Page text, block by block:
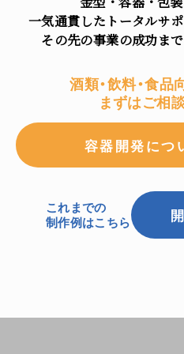
一気通貫したトータルサ
その先の事業の成功ま
酒類・飲料・食品
まずはご相
容器開発につ
これまでの
制作例はこちら